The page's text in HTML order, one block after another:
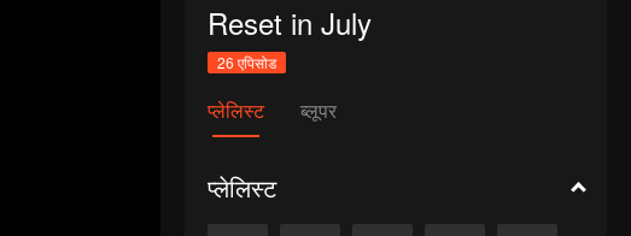
Reset in July
26 एपिसोड
प्लेलिस्ट ब्लूपर
प्लेलिस्ट